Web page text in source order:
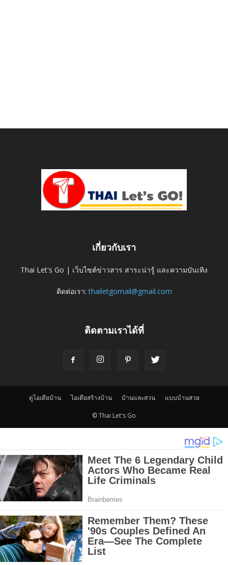
เกี่ยวกับเรา
Thai Let's Go | เว็บไซต์ข่าวสาร สาระน่ารู้ และความบันเทิง
ติดต่อเรา:thailetgomail@gmail.com
ติดตามเราได้ที่
ดูไอเดียบ้าน ไอเดียสร้างบ้าน บ้านและสวน แบบบ้านสวย
© Thai Let's Go